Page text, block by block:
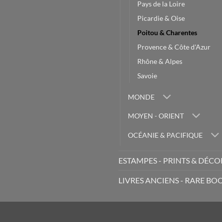
Pays de la Loire
Picardie & Oise
Poitou & Charentes
Provence & Côte d'Azur
Rhône & Alpes
Savoie
MONDE
MOYEN - ORIENT
OCÉANIE & PACIFIQUE
ESTAMPES - PRINTS &
LIVRES ANCIENS - RARE